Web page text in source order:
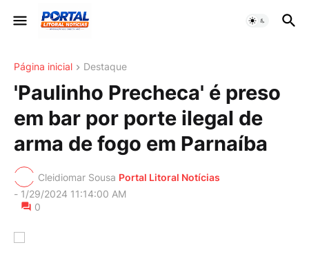
Página inicial Destaque
'Paulinho Precheca' é preso
em bar por porte ilegal de
arma de fogo em Parnaíba
Cleidiomar Sousa Portal Litoral Notícias
- 1/29/2024 11:14:00 AM
0